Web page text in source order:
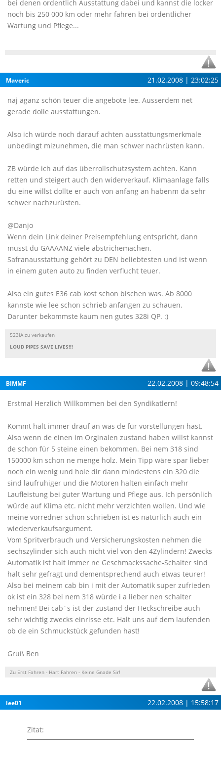
bei denen ordentlich Ausstattung dabei und kannst die locker
noch bis 250 000 km oder mehr fahren bei ordentlicher
Wartung und Pflege...
Maveric 21.02.2008 | 23:02:25
naj aganz schön teuer die angebote lee. Ausserdem net
gerade dolle ausstattungen.
Also ich würde noch darauf achten ausstattungsmerkmale
unbedingt mizunehmen, die man schwer nachrüsten kann.
ZB würde ich auf das überrollschutzsystem achten. Kann
retten und steigert auch den widerverkauf. Klimaanlage falls
du eine willst dollte er auch von anfang an habenm da sehr
schwer nachzurüsten.
@Danjo
Wenn dein Link deiner Preisempfehlung entspricht, dann
musst du GAAAANZ viele abstrichemachen.
Safranausstattung gehört zu DEN beliebtesten und ist wenn
in einem guten auto zu finden verflucht teuer.
Also ein gutes E36 cab kost schon bischen was. Ab 8000
kannste wie lee schon schrieb anfangen zu schauen.
Darunter bekommste kaum nen gutes 328i QP. :)
523iA zu verkaufen
LOUD PIPES SAVE LIVES!!!
BIMMF 22.02.2008 | 09:48:54
Erstmal Herzlich Willkommen bei den Syndikatlern!
Kommt halt immer drauf an was de für vorstellungen hast.
Also wenn de einen im Orginalen zustand haben willst kannst
de schon für 5 steine einen bekommen. Bei nem 318 sind
150000 km schon ne menge holz. Mein Tipp wäre spar lieber
noch ein wenig und hole dir dann mindestens ein 320 die
sind laufruhiger und die Motoren halten einfach mehr
Laufleistung bei guter Wartung und Pflege aus. Ich persönlich
würde auf Klima etc. nicht mehr verzichten wollen. Und wie
meine vorredner schon schrieben ist es natürlich auch ein
wiederverkaufsargument.
Vom Spritverbrauch und Versicherungskosten nehmen die
sechszylinder sich auch nicht viel von den 4Zylindern! Zwecks
Automatik ist halt immer ne Geschmackssache-Schalter sind
halt sehr gefragt und dementsprechend auch etwas teurer!
Also bei meinem cab bin i mit der Automatik super zufrieden
ok ist ein 328 bei nem 318 würde i a lieber nen schalter
nehmen! Bei cab´s ist der zustand der Heckschreibe auch
sehr wichtig zwecks einrisse etc. Halt uns auf dem laufenden
ob de ein Schmuckstück gefunden hast!
Gruß Ben
Zu Erst Fahren - Hart Fahren - Keine Gnade Sir!
lee01 22.02.2008 | 15:58:17
Zitat: